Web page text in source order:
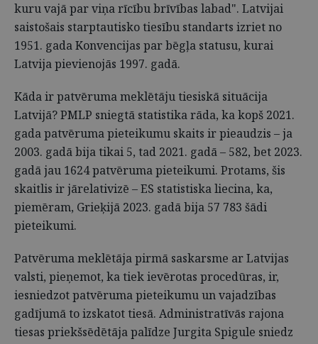
kuru vajā par viņa rīcību brīvības labad". Latvijai
saistošais starptautisko tiesību standarts izriet no
1951. gada Konvencijas par bēgļa statusu, kurai
Latvija pievienojās 1997. gadā.
Kāda ir patvēruma meklētāju tiesiskā situācija
Latvijā? PMLP sniegtā statistika rāda, ka kopš 2021.
gada patvēruma pieteikumu skaits ir pieaudzis – ja
2003. gadā bija tikai 5, tad 2021. gadā – 582, bet 2023.
gadā jau 1624 patvēruma pieteikumi. Protams, šis
skaitlis ir jārelativizē – ES statistiska liecina, ka,
piemēram, Grieķijā 2023. gadā bija 57 783 šādi
pieteikumi.
Patvēruma meklētāja pirmā saskarsme ar Latvijas
valsti, pieņemot, ka tiek ievērotas procedūras, ir,
iesniedzot patvēruma pieteikumu un vajadzības
gadījumā to izskatot tiesā. Administratīvās rajona
tiesas priekšsēdētāja palīdze Jurgita Spigule sniedz